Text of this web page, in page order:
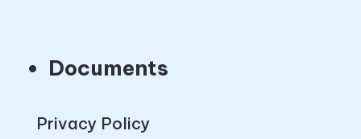
Documents
Privacy Policy